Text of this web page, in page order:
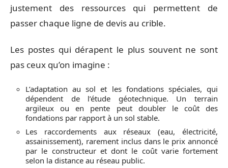
justement des ressources qui permettent de
passer chaque ligne de devis au crible.
Les postes qui dérapent le plus souvent ne sont
pas ceux qu’on imagine :
L’adaptation au sol et les fondations spéciales, qui
dépendent de l’étude géotechnique. Un terrain
argileux ou en pente peut doubler le coût des
fondations par rapport à un sol stable.
Les raccordements aux réseaux (eau, électricité,
assainissement), rarement inclus dans le prix annoncé
par le constructeur et dont le coût varie fortement
selon la distance au réseau public.